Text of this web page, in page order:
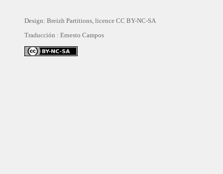
Design: Breizh Partitions, licence CC BY-NC-SA
Traducción : Ernesto Campos